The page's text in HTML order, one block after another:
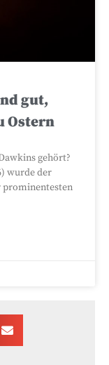
gut,
Ostern
gehört?
wurde der
prominentesten